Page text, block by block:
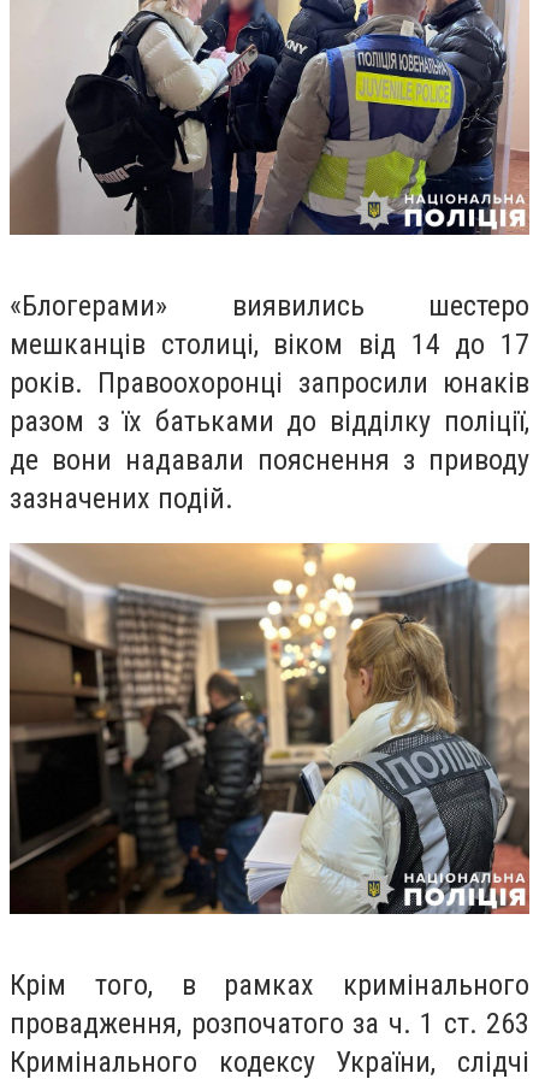
«Блогерами» виявились шестеро
мешканців столиці, віком від 14 до 17
років. Правоохоронці запросили юнаків
разом з їх батьками до відділку поліції,
де вони надавали пояснення з приводу
зазначених подій.
Крім того, в рамках кримінального
провадження, розпочатого за ч. 1 ст. 263
Кримінального кодексу України, слідчі